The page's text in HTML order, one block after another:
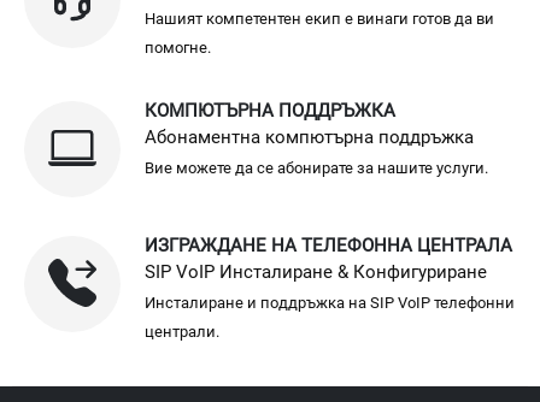
Нашият компетентен екип е винаги готов да ви
помогне.
КОМПЮТЪРНА ПОДДРЪЖКА
Абонаментна компютърна поддръжка
Вие можете да се абонирате за нашите услуги.
ИЗГРАЖДАНЕ НА ТЕЛЕФОННА ЦЕНТРАЛА
SIP VoIP Инсталиране & Конфигуриране
Инсталиране и поддръжка на SIP VoIP телефонни
централи.